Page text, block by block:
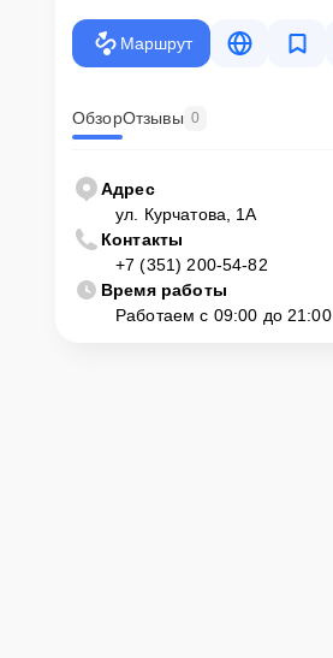
Маршрут
ОбзорОтзывы 0
Адрес
ул. Курчатова, 1А
Контакты
+7 (351) 200-54-82
Время работы
Работаем с 09:00 до 21:00